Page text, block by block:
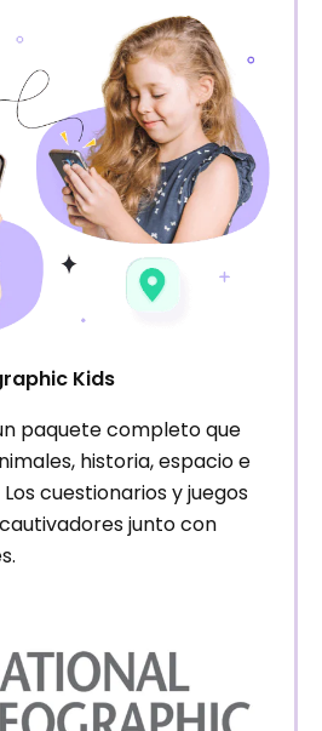
Kids
paquete completo que
historia, espacio e
cuestionarios y juegos
junto con